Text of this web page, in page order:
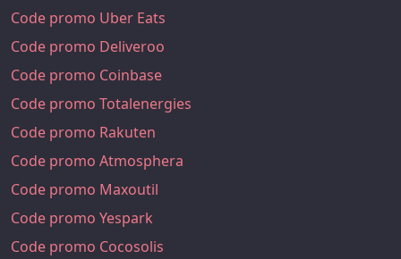
Code promo Uber Eats
Code promo Deliveroo
Code promo Coinbase
Code promo Totalenergies
Code promo Rakuten
Code promo Atmosphera
Code promo Maxoutil
Code promo Yespark
Code promo Cocosolis